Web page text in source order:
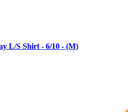
L/S Shirt - 6/10 - (M)